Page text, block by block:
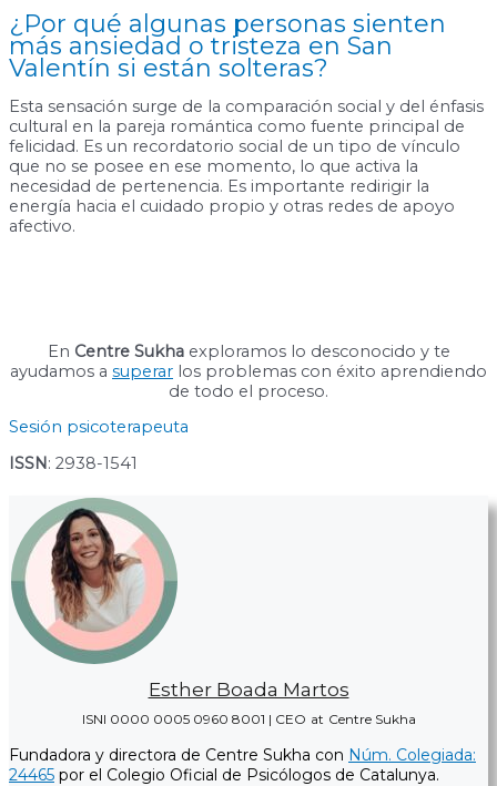
¿Por qué algunas personas sienten
más ansiedad o tristeza en San
Valentín si están solteras?
Esta sensación surge de la comparación social y del énfasis
cultural en la pareja romántica como fuente principal de
felicidad. Es un recordatorio social de un tipo de vínculo
que no se posee en ese momento, lo que activa la
necesidad de pertenencia. Es importante redirigir la
energía hacia el cuidado propio y otras redes de apoyo
afectivo.
En Centre Sukhaexploramos lo desconocido y te
ayudamos a superar los problemas con éxito aprendiendo
de todo el proceso.
Sesión psicoterapeuta
ISSN: 2938-1541
Esther Boada Martos
ISNI 0000 0005 0960 8001 | CEO at Centre Sukha
Fundadora y directora de Centre Sukha con Núm. Colegiada:
24465 por el Colegio Oficial de Psicólogos de Catalunya.